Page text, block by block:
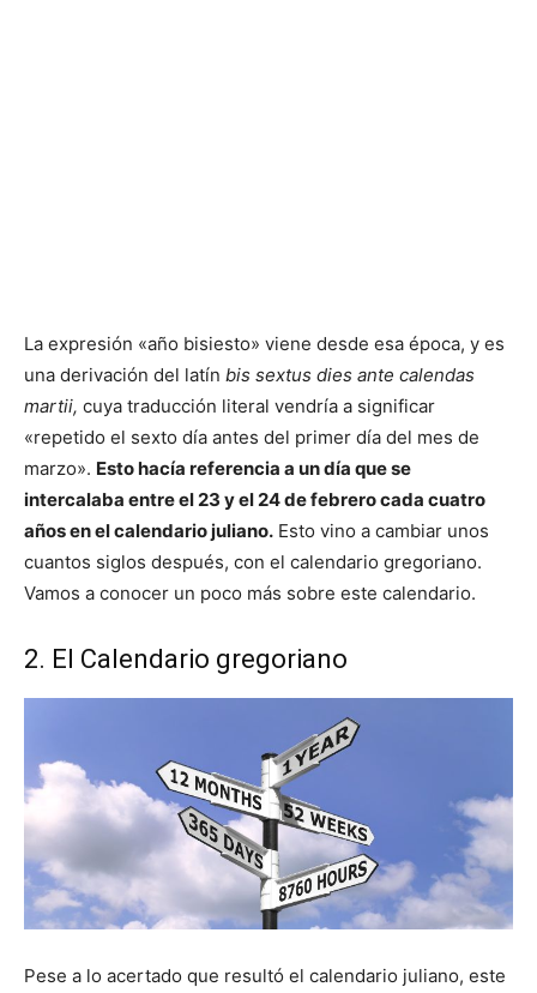
La expresión «año bisiesto» viene desde esa época, y es
una derivación del latín bis sextus dies ante calendas
martii, cuya traducción literal vendría a significar
«repetido el sexto día antes del primer día del mes de
marzo». Esto hacía referencia a un día que se
intercalaba entre el 23 y el 24 de febrero cada cuatro
años en el calendario juliano. Esto vino a cambiar unos
cuantos siglos después, con el calendario gregoriano.
Vamos a conocer un poco más sobre este calendario.
2. El Calendario gregoriano
Pese a lo acertado que resultó el calendario juliano, este